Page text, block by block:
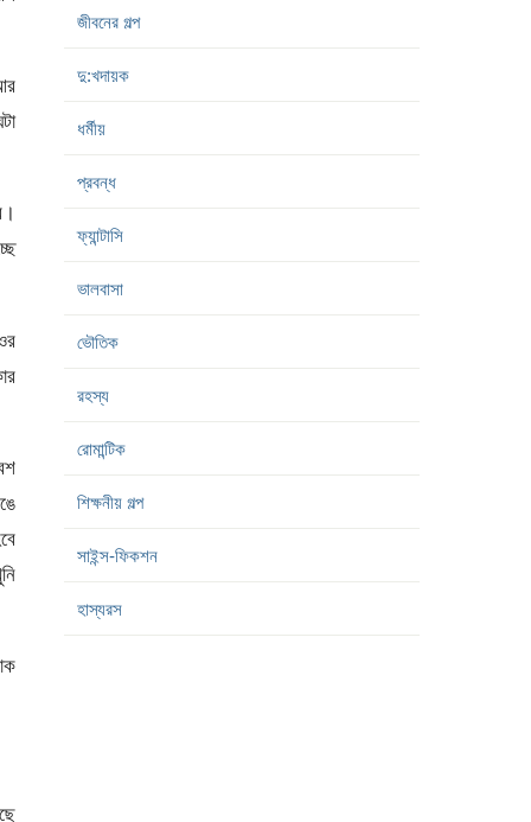
জীবনের গল্প
দু:খদায়ক
ধর্মীয়
প্রবন্ধ
ফ্যান্টাসি
ভালবাসা
ভৌতিক
রহস্য
রোমান্টিক
শিক্ষনীয় গল্প
সাইন্স-ফিকশন
হাস্যরস